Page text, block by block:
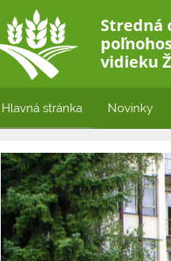
Stredná
vidieku
Hlavná stránka Novinky
Hlavná
stránka